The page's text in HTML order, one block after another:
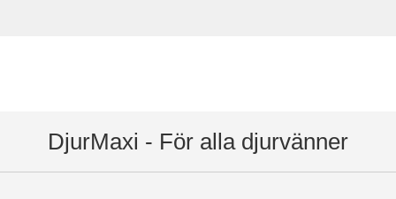
DjurMaxi - För alla djurvänner